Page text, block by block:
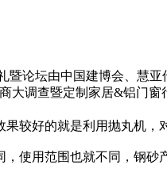
论坛由中国建博会、慧亚
调查暨定制家居&铝门窗
较好的就是利用抛丸机，
使用范围也就不同，钢砂